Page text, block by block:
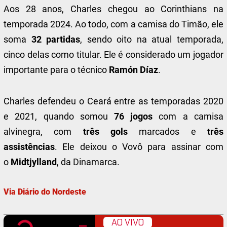
Aos 28 anos, Charles chegou ao Corinthians na
temporada 2024. Ao todo, com a camisa do Timão, ele
soma 32 partidas, sendo oito na atual temporada,
cinco delas como titular. Ele é considerado um jogador
importante para o técnico Ramón Díaz.
Charles defendeu o Ceará entre as temporadas 2020
e 2021, quando somou 76 jogos com a camisa
alvinegra, com três gols marcados e três
assistências. Ele deixou o Vovô para assinar com
o Midtjylland , da Dinamarca.
Via Diário do Nordeste
AO VIVO